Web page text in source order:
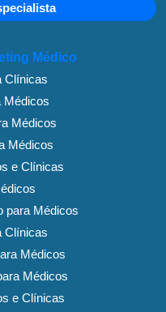
Médico
Clínicas
Médicos
Médicos
Médicos
e Clínicas
para Médicos
Clínicas
Médicos
Médicos
e Clínicas